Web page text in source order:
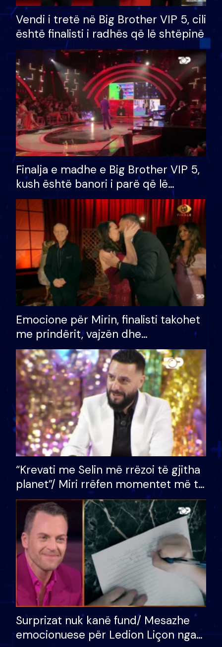
Vendi i tretë në Big Brother VIP 5, cili
është finalisti i radhës që lë shtëpinë
Finalja e madhe e Big Brother VIP 5,
kush është banori i parë që lë
shtëpinë dhe humb mundësinë për
të fituar çmimin e madh
Emocione për Mirin, finalisti takohet
me prindërit, vajzën dhe
bashkëshorten: S’kemi ndonjë letër
divorci apo jo?
“Krevati me Selin më rrëzoi të gjitha
planet”/ Miri rrëfen momentet më të
bukura në shtëpinë e BB VIP: Do më
mungojë zilja e mëngjesit kur…
Surprizat nuk kanë fund/ Mesazhe
emocionuese për Ledion Liçon nga